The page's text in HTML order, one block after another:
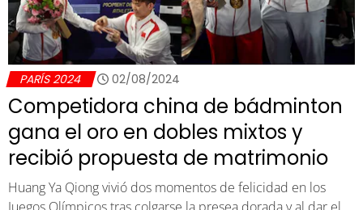
PARÍS 2024 02/08/2024
Competidora china de bádminton
gana el oro en dobles mixtos y
recibió propuesta de matrimonio
Huang Ya Qiong vivió dos momentos de felicidad en los